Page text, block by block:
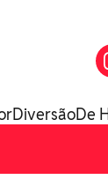
DiversãoDe